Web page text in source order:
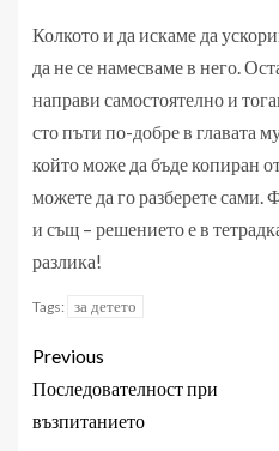
Колкото и да искаме да
да не се намесваме в него.
направи самостоятелно и
сто пъти по-добре в главата
който може да бъде копиран
можете да го разберете сами.
и същ – решението е в
разлика!
Tags: за детето
Previous
Последователност при
възпитанието